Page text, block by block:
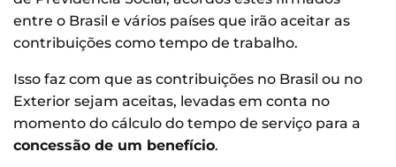
entre o Brasil e vários países que irão aceitar as
contribuições como tempo de trabalho.
Isso faz com que as contribuições no Brasil ou no
Exterior sejam aceitas, levadas em conta no
momento do cálculo do tempo de serviço para a
concessão de um benefício.